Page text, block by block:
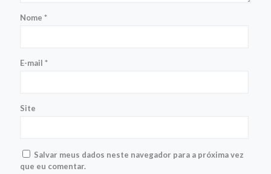
Nome *
E-mail *
Site
Salvar meus dados neste navegador para a próxima vez
que eu comentar.